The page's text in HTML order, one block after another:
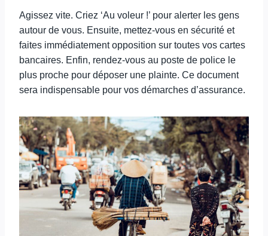
Agissez vite. Criez ‘Au voleur !’ pour alerter les gens
autour de vous. Ensuite, mettez-vous en sécurité et
faites immédiatement opposition sur toutes vos cartes
bancaires. Enfin, rendez-vous au poste de police le
plus proche pour déposer une plainte. Ce document
sera indispensable pour vos démarches d’assurance.